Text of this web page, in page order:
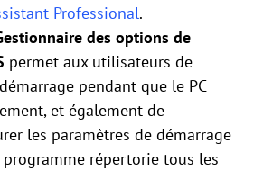
Professional.
des options de
permet aux utilisateurs de
pendant que le PC
et également de
les paramètres de démarrage
répertorie tous les